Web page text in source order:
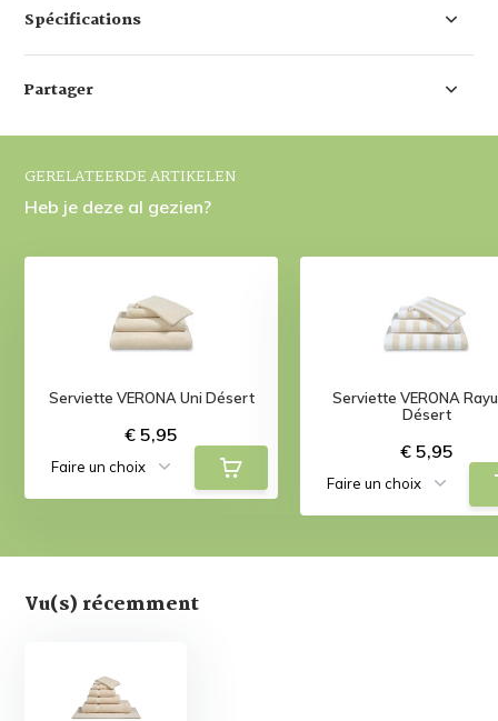
Spécifications
Partager
GERELATEERDE ARTIKELEN
Heb je deze al gezien?
Serviette VERONA Uni Désert
€ 5,95
Serviette VERONA
Désert
€ 5,95
Vu(s) récemment